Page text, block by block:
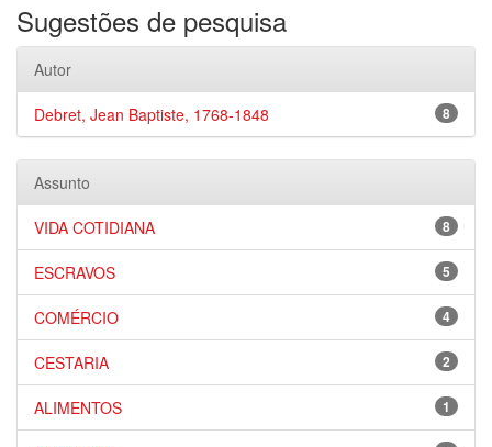
Sugestões de pesquisa
Autor
8
Debret, Jean Baptiste, 1768-1848
Assunto
8
VIDA COTIDIANA
5
ESCRAVOS
4
COMÉRCIO
2
CESTARIA
1
ALIMENTOS